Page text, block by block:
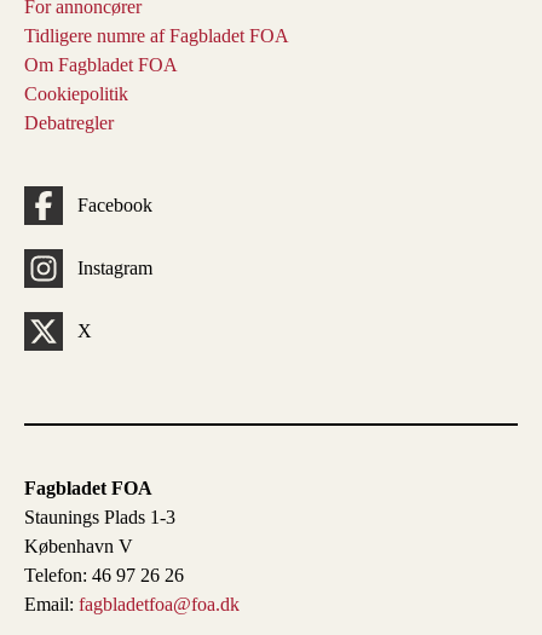
Fagbladet FOA
Staunings Plads 1-3
København V
Telefon: 46 97 26 26
Email: fagbladetfoa@foa.dk
For annoncører
Tidligere numre af Fagbladet FOA
Om Fagbladet FOA
Cookiepolitik
Debatregler
Facebook
Instagram
X